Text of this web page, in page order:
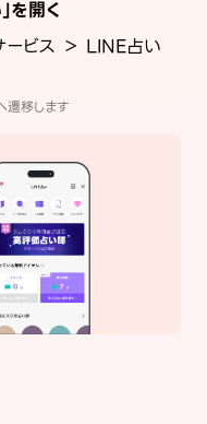
を開く
ビス ＞ LINE占い
遷移します